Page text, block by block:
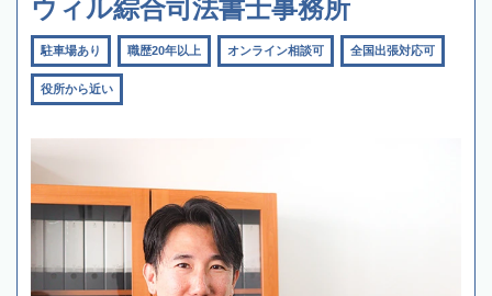
ウィル綜合司法書士事務所
駐車場あり 職歴20年以上 オンライン相談可 全国出張対応可
役所から近い